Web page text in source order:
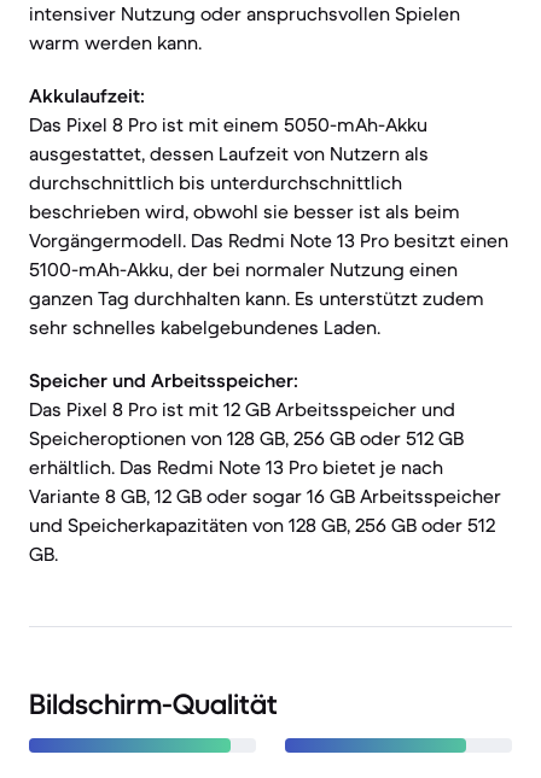
intensiver Nutzung oder anspruchsvollen Spielen
warm werden kann.
Akkulaufzeit:
Das Pixel 8 Pro ist mit einem 5050-mAh-Akku
ausgestattet, dessen Laufzeit von Nutzern als
durchschnittlich bis unterdurchschnittlich
beschrieben wird, obwohl sie besser ist als beim
Vorgängermodell. Das Redmi Note 13 Pro besitzt einen
5100-mAh-Akku, der bei normaler Nutzung einen
ganzen Tag durchhalten kann. Es unterstützt zudem
sehr schnelles kabelgebundenes Laden.
Speicher und Arbeitsspeicher:
Das Pixel 8 Pro ist mit 12 GB Arbeitsspeicher und
Speicheroptionen von 128 GB, 256 GB oder 512 GB
erhältlich. Das Redmi Note 13 Pro bietet je nach
Variante 8 GB, 12 GB oder sogar 16 GB Arbeitsspeicher
und Speicherkapazitäten von 128 GB, 256 GB oder 512
GB.
Bildschirm-Qualität